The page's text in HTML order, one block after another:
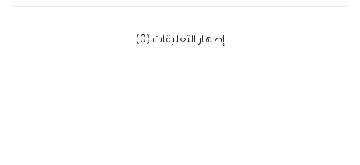
‫إظهار التعليقات (0)